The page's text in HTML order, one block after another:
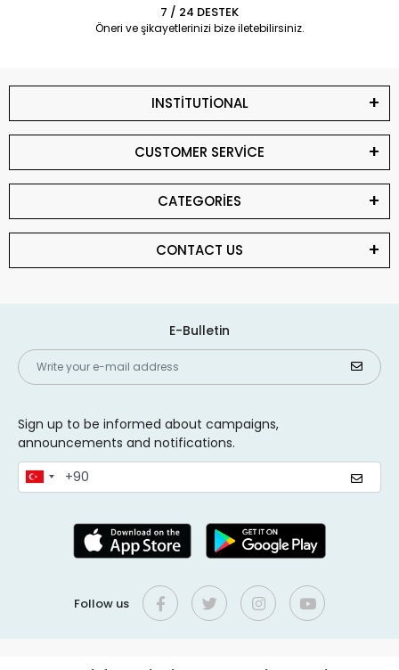
7 / 24 DESTEK
Öneri ve şikayetlerinizi bize iletebilirsiniz.
INSTİTUTİONAL
CUSTOMER SERVİCE
CATEGORİES
CONTACT US
E-Bulletin
Sign up to be informed about campaigns,
announcements and notifications.
Follow us